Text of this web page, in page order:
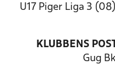
U17 Piger Liga 3
KLUBBENS
Gug Bk